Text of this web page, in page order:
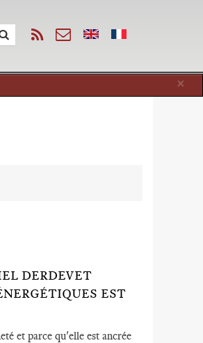
×
DERDEVET
EST
et parce qu'elle est ancrée